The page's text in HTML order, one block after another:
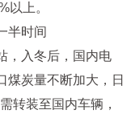
以上。
半时间
，入冬后，国内电
煤炭量不断加大，日
转装至国内车辆，